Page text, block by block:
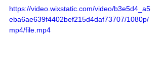
https://video.wixstatic.com/video/b3e5d4_a5
eba6ae639f4402bef215d4daf73707/1080p/
mp4/file.mp4